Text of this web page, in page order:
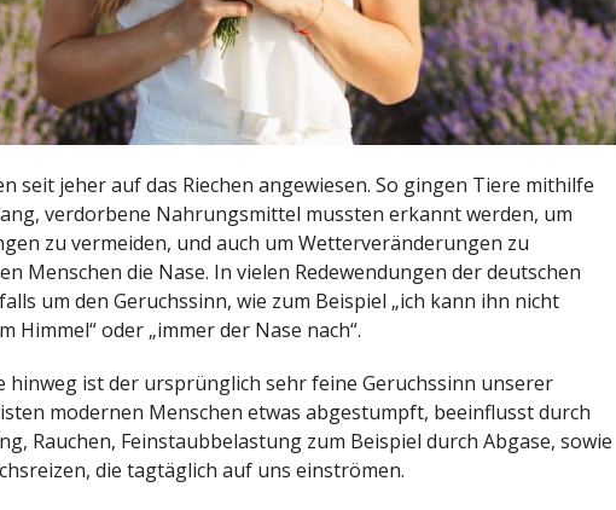
seit jeher auf das Riechen angewiesen. So gingen Tiere mithilfe
verdorbene Nahrungsmittel mussten erkannt werden, um
zu vermeiden, und auch um Wetterveränderungen zu
Menschen die Nase. In vielen Redewendungen der deutschen
um den Geruchssinn, wie zum Beispiel „ich kann ihn nicht
Himmel“ oder „immer der Nase nach“.
hinweg ist der ursprünglich sehr feine Geruchssinn unserer
modernen Menschen etwas abgestumpft, beeinflusst durch
Rauchen, Feinstaubbelastung zum Beispiel durch Abgase, sowie
die tagtäglich auf uns einströmen.